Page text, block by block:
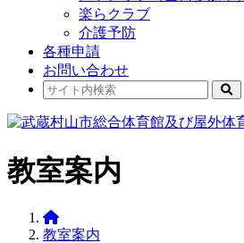
楽らクラブ
介護予防
各種申請
お問い合わせ
教室案内
教室案内